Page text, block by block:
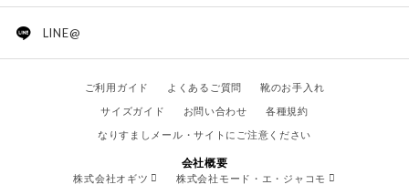
LINE@
ご利用ガイド よくあるご質問
靴のお手入れ
サイズガイド
お問い合わせ
各種規約
なりすましメール・サイトにご注意ください
会社概要
株式会社オギツ 株式会社モード・エ・ジャコモ